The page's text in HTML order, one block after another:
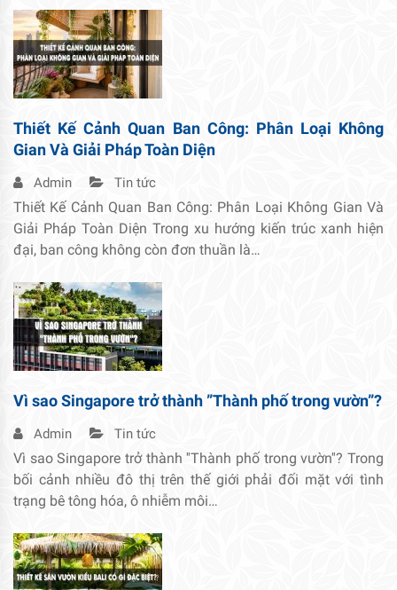
Thiết Kế Cảnh Quan Ban Công: Phân Loại Không
Gian Và Giải Pháp Toàn Diện
Admin Tin tức
Thiết Kế Cảnh Quan Ban Công: Phân Loại Không Gian Và
Giải Pháp Toàn Diện Trong xu hướng kiến trúc xanh hiện
đại, ban công không còn đơn thuần là…
Vì sao Singapore trở thành ”Thành phố trong vườn”?
Admin Tin tức
Vì sao Singapore trở thành ''Thành phố trong vườn''? Trong
bối cảnh nhiều đô thị trên thế giới phải đối mặt với tình
trạng bê tông hóa, ô nhiễm môi…